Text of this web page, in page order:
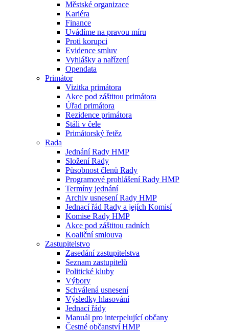
Městské organizace
Kariéra
Finance
Uvádíme na pravou míru
Proti korupci
Evidence smluv
Vyhlášky a nařízení
Opendata
Primátor
Vizitka primátora
Akce pod záštitou primátora
Úřad primátora
Rezidence primátora
Stáli v čele
Primátorský řetěz
Rada
Jednání Rady HMP
Složení Rady
Působnost členů Rady
Programové prohlášení Rady HMP
Termíny jednání
Archiv usnesení Rady HMP
Jednací řád Rady a jejích Komisí
Komise Rady HMP
Akce pod záštitou radních
Koaliční smlouva
Zastupitelstvo
Zasedání zastupitelstva
Seznam zastupitelů
Politické kluby
Výbory
Schválená usnesení
Výsledky hlasování
Jednací řády
Manuál pro interpelující občany
Čestné občanství HMP